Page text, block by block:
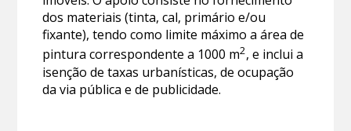
dos materiais (tinta, cal, primário e/ou
fixante), tendo como limite máximo a área de
pintura correspondente a 1000 m2, e inclui a
isenção de taxas urbanísticas, de ocupação
da via pública e de publicidade.